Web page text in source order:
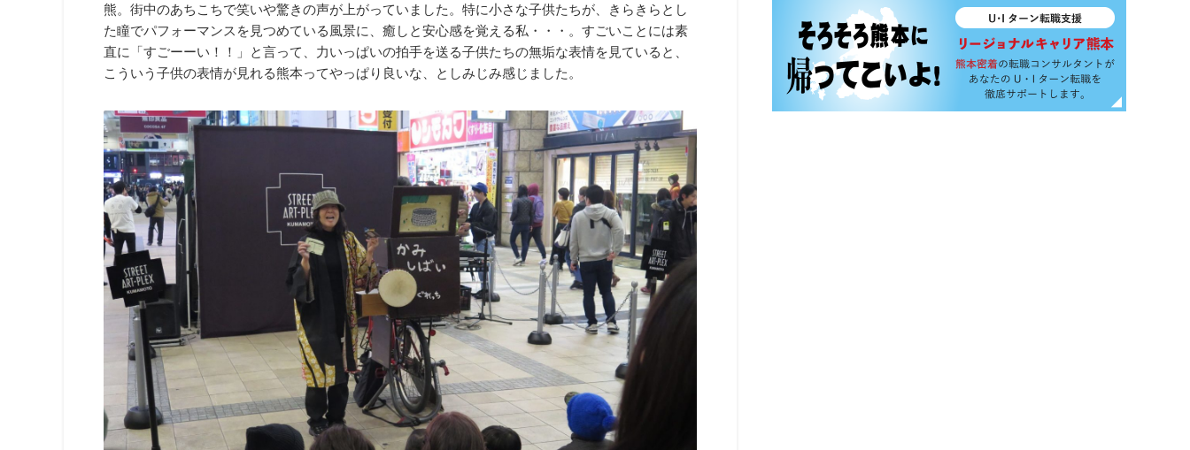
熊。街中のあちこちで笑いや驚きの声が上がっていました。特に小さな子供たちが、きらきらとし
た瞳でパフォーマンスを見つめている風景に、癒しと安心感を覚える私・・・。すごいことには素
直に「すごーーい！！」と言って、力いっぱいの拍手を送る子供たちの無垢な表情を見ていると、
こういう子供の表情が見れる熊本ってやっぱり良いな、としみじみ感じました。